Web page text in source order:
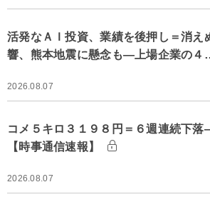
活発なＡＩ投資、業績を後押し＝消え
響、熊本地震に懸念も―上場企業の
2026.08.07
コメ５キロ３１９８円＝６週連続下
【時事通信速報】
2026.08.07